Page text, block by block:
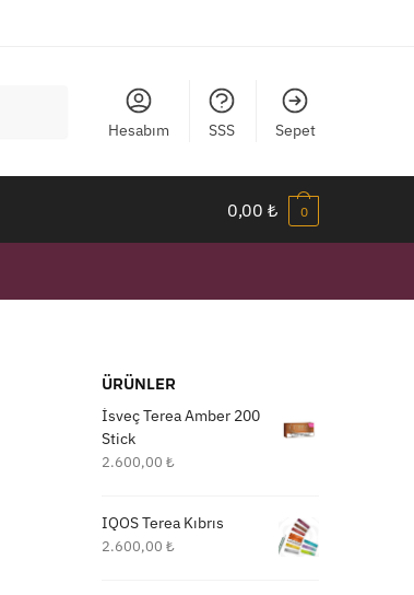
Hesabım SSS Sepet
0,00₺ 0
ÜRÜNLER
İsveç Terea Amber 200
Stick
2.600,00₺
IQOS Terea Kıbrıs
2.600,00₺